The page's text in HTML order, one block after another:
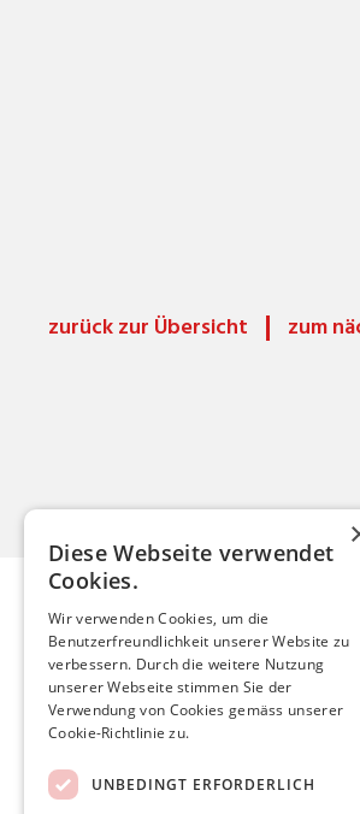
zurück zur Übersicht zum
Mario Röthlisberger
mario.roethlisberger@kfnmail.ch
Home
Diese Webseite verwendet
Cookies.
Wir verwenden Cookies, um die
Benutzerfreundlichkeit unserer Website zu
verbessern. Durch die weitere Nutzung
unserer Webseite stimmen Sie der
Verwendung von Cookies gemäss unserer
Cookie-Richtlinie zu.
UNBEDINGT ERFORDERLICH